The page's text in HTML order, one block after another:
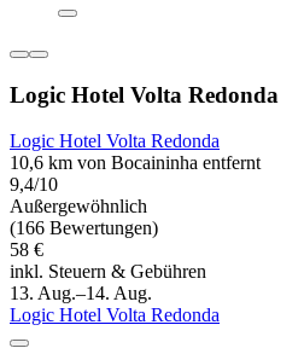
Logic Hotel Volta Redonda
Logic Hotel Volta Redonda
10,6 km von Bocaininha entfernt
9,4/10
Außergewöhnlich
(166 Bewertungen)
58 €
inkl. Steuern & Gebühren
13. Aug.–14. Aug.
Logic Hotel Volta Redonda